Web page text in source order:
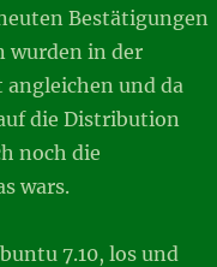
Bestätigungen
wurden in der
und da
die Distribution
noch die
wars.
7.10, los und